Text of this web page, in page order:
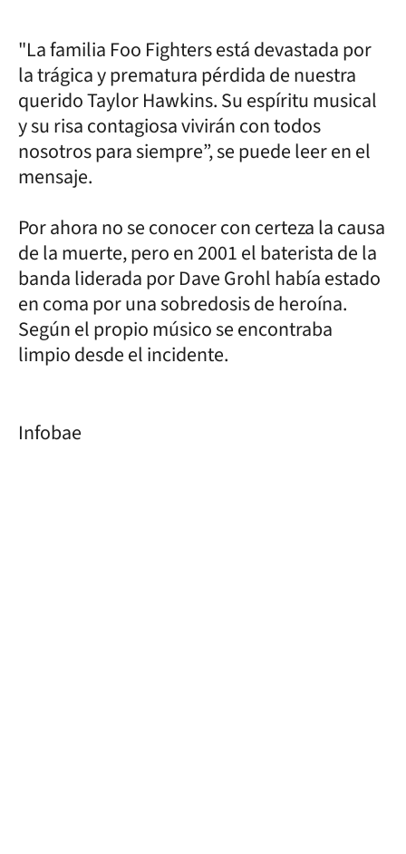
"La familia Foo Fighters está devastada por
la trágica y prematura pérdida de nuestra
querido Taylor Hawkins. Su espíritu musical
y su risa contagiosa vivirán con todos
nosotros para siempre”, se puede leer en el
mensaje.
Por ahora no se conocer con certeza la causa
de la muerte, pero en 2001 el baterista de la
banda liderada por Dave Grohl había estado
en coma por una sobredosis de heroína.
Según el propio músico se encontraba
limpio desde el incidente.
Infobae